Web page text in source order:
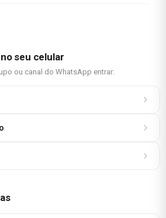
seu celular
ou canal do WhatsApp entrar: